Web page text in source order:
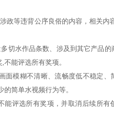
政等违背公序良俗的内容，相关内
切水作品条数、涉及到其它产品的
能评选所有奖项。
面模糊不清晰、流畅度低不稳定、
简单水视频行为等。
能评选所有奖项，并取消后续所有